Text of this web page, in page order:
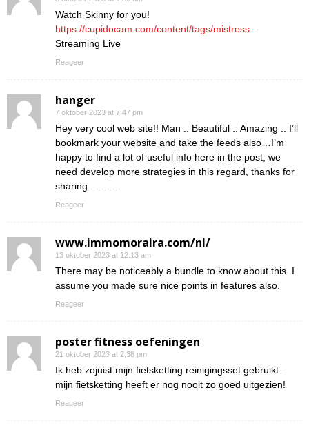
Watch Skinny for you!
https://cupidocam.com/content/tags/mistress –
Streaming Live
Reageer
hanger
7 oktober 2023 at 7:47 pm
Hey very cool web site!! Man .. Beautiful .. Amazing .. I’ll
bookmark your website and take the feeds also…I’m
happy to find a lot of useful info here in the post, we
need develop more strategies in this regard, thanks for
sharing. . . . . .
Reageer
www.immomoraira.com/nl/
13 oktober 2023 at 12:13 am
There may be noticeably a bundle to know about this. I
assume you made sure nice points in features also.
Reageer
poster fitness oefeningen
21 oktober 2023 at 2:38 pm
Ik heb zojuist mijn fietsketting reinigingsset gebruikt –
mijn fietsketting heeft er nog nooit zo goed uitgezien!
Reageer